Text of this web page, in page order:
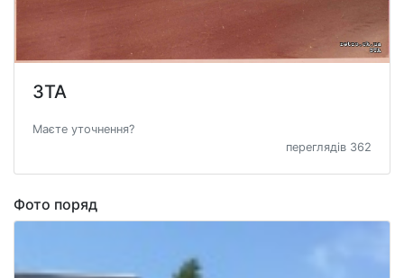
ЗТА
Маєте уточнення?
переглядів 362
Фото поряд
Support Ukraine ❤